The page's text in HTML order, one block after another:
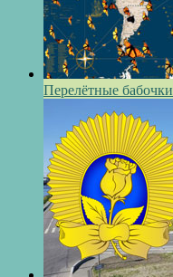
Перелётные бабочки